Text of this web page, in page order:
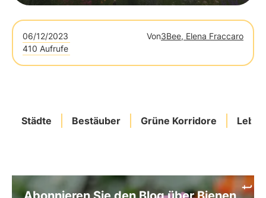
06/12/2023 Von3Bee, Elena Fraccaro
410 Aufrufe
Städte Bestäuber Grüne Korridore